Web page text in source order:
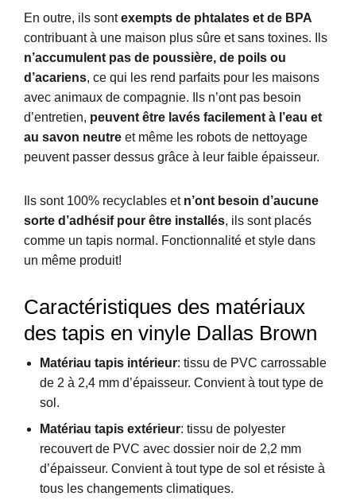
En outre, ils sont exempts de phtalates et de BPA
contribuant à une maison plus sûre et sans toxines.
Ils
n’accumulent pas de poussière, de poils ou
d’acariens, ce qui les rend parfaits pour les maisons
avec animaux de compagnie. Ils n’ont pas besoin
d’entretien, peuvent être lavés facilement à l’eau et
au savon neutre et même les robots de nettoyage
peuvent passer dessus grâce à leur faible épaisseur.
Ils sont 100% recyclables et n’ont besoin d’aucune
sorte d’adhésif pour être installés, ils sont placés
comme un tapis normal . Fonctionnalité et style dans
un même produit!
Caractéristiques des matériaux
des tapis en vinyle Dallas Brown
Matériau tapis intérieur: tissu de PVC carrossable
de 2 à 2,4 mm d’épaisseur. Convient à tout type de
sol .
Matériau tapis extérieur: tissu de polyester
recouvert de PVC avec dossier noir de 2,2 mm
d’épaisseur. Convient à tout type de sol et résiste à
tous les changements climatiques.